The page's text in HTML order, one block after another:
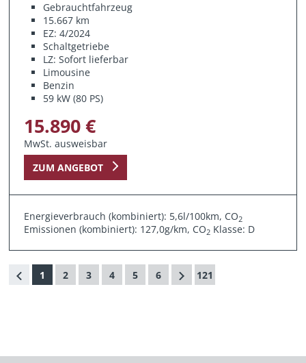
Gebrauchtfahrzeug
15.667 km
EZ: 4/2024
Schaltgetriebe
LZ: Sofort lieferbar
Limousine
Benzin
59 kW (80 PS)
15.890 €
MwSt. ausweisbar
ZUM ANGEBOT
Energieverbrauch (kombiniert): 5,6l/100km, CO2
Emissionen (kombiniert): 127,0g/km, CO2 Klasse: D
1 2 3 4 5 6 121